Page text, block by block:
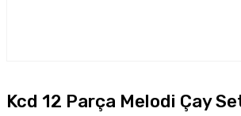
Kcd 12 Parça Melodi Çay